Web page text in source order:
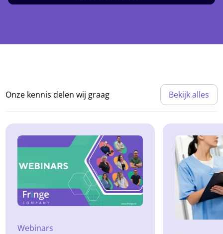
Onze kennis delen wij graag Bekijk alles
Webinars